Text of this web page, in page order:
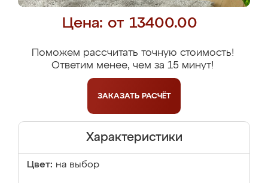
Цена: от 13400.00
Поможем рассчитать точную стоимость!
Ответим менее, чем за 15 минут!
ЗАКАЗАТЬ РАСЧЁТ
Характеристики
Цвет: на выбор